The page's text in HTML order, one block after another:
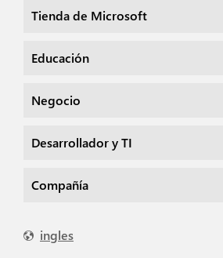
Tienda de Microsoft
Educación
Negocio
Desarrollador y TI
Compañía
ingles